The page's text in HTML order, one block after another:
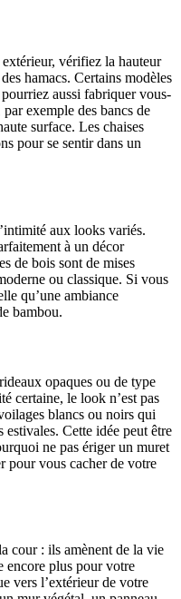
vérifiez la hauteur
hamacs. Certains modèles
aussi fabriquer vous-
exemple des bancs de
surface. Les chaises
pour se sentir dans un
aux looks variés.
à un décor
de bois sont de mises
ou classique. Si vous
qu’une ambiance
bambou.
opaques ou de type
certaine, le look n’est pas
blancs ou noirs qui
estivales. Cette idée peut être
ne pas ériger un muret
pour vous cacher de votre
cour : ils amènent de la vie
encore plus pour votre
vers l’extérieur de votre